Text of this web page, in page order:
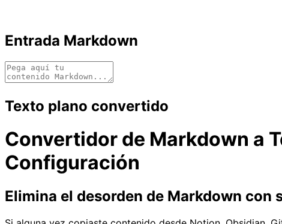
Entrada Markdown
Texto plano convertido
Convertidor de Markdown a
Configuración
Elimina el desorden de Markdown con